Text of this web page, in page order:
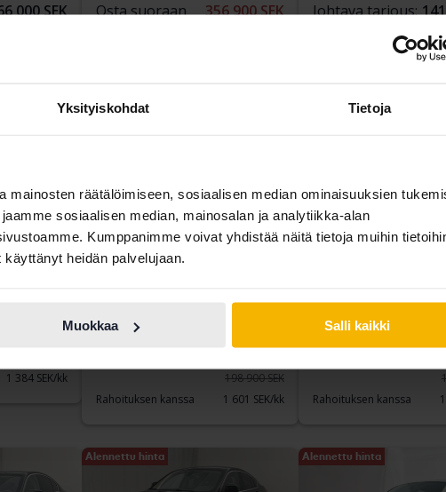
Yksityiskohdat Tietoja
mainosten räätälöimiseen, sosiaalisen median ominaisuuksien
sosiaalisen median, mainosalan ja analytiikka-alan
Kumppanimme voivat yhdistää näitä tietoja muihin
heidän palvelujaan.
Muokkaa Salli kaikki
000 SEK Osta suoraan 356 900 SEK Johtava tarjous:
1 384 SEK/kk
BMW X4
Åkersberga (Runö)
198 900 SEK
Rahoituksen kanssa
1 601 SEK/kk
Kungälv (Ellesbo)
Rahoituksen kanssa
Alennettu hinta Alennettu hinta